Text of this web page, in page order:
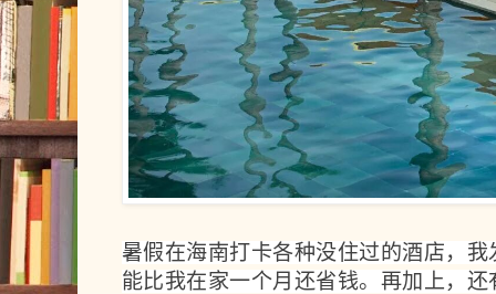
暑假在海南打卡各种没住过的酒店，
能比我在家一个月还省钱。再加上，